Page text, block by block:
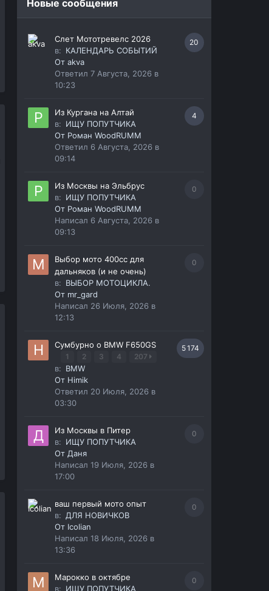
Новые сообщения
20
Слет Мототревелс 2026
в: КАЛЕНДАРЬ СОБЫТИЙ
От akva
Ответил 7 Августа, 2026 в
10:23
4
Из Кургана на Алтай
в: ИЩУ ПОПУТЧИКА
От Роман WoodRUMM
Ответил 6 Августа, 2026 в
09:14
0
Из Москвы на Эльбрус
в: ИЩУ ПОПУТЧИКА
От Роман WoodRUMM
Написал 6 Августа, 2026 в
09:13
0
Выбор мото 400сс для
дальняков (и не очень)
в: ВЫБОР МОТОЦИКЛА.
От mr_gard
Написал 26 Июля, 2026 в
12:13
5 174
Сумбурно о BMW F650GS
1 2 3 4 207
в: BMW
От Himik
Ответил 20 Июля, 2026 в
03:30
0
Из Москвы в Питер
в: ИЩУ ПОПУТЧИКА
От Даня
Написал 19 Июля, 2026 в
17:00
0
ваш первый мото опыт
в: ДЛЯ НОВИЧКОВ
От Icolian
Написал 18 Июля, 2026 в
13:36
0
Марокко в октябре
в: ИЩУ ПОПУТЧИКА